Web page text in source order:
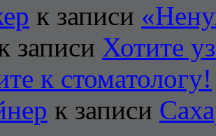
к записи
записи Хотите
к стоматологу!
к записи